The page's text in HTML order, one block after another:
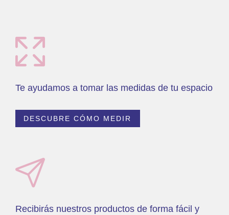
Te ayudamos a tomar las medidas de tu espacio
DESCUBRE CÓMO MEDIR
Recibirás nuestros productos de forma fácil y